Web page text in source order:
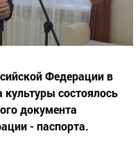
Федерации в
состоялось
документа
- паспорта.